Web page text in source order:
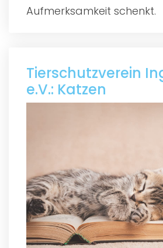
Aufmerksamkeit schenkt.
Tierschutzverein
e.V.: Katzen